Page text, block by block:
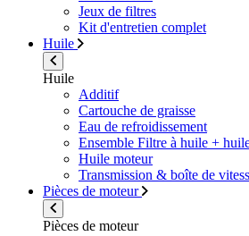
Jeux de filtres
Kit d'entretien complet
Huile
Huile
Additif
Cartouche de graisse
Eau de refroidissement
Ensemble Filtre à huile +
Huile moteur
Transmission & boîte de
Pièces de moteur
Pièces de moteur